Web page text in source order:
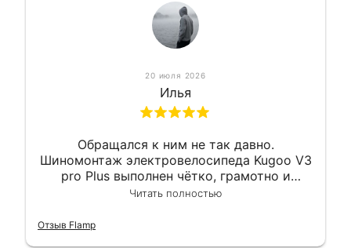
20 июля 2026
Илья
Обращался к ним не так давно.
Шиномонтаж электровелосипеда Kugoo V3
pro Plus выполнен чётко, грамотно и
квалифицированно. Всё сделано
Читать полностью
Отзыв Flamp